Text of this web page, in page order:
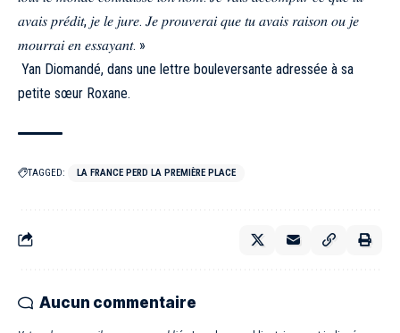
𝑎𝑣𝑎𝑖𝑠 𝑝𝑟𝑒́𝑑𝑖𝑡, 𝑗𝑒 𝑙𝑒 𝑗𝑢𝑟𝑒. 𝐽𝑒 𝑝𝑟𝑜𝑢𝑣𝑒𝑟𝑎𝑖 𝑞𝑢𝑒 𝑡𝑢 𝑎𝑣𝑎𝑖𝑠 𝑟𝑎𝑖𝑠𝑜𝑛 𝑜𝑢 𝑗𝑒
𝑚𝑜𝑢𝑟𝑟𝑎𝑖 𝑒𝑛 𝑒𝑠𝑠𝑎𝑦𝑎𝑛𝑡. »
Yan Diomandé, dans une lettre bouleversante adressée à sa
petite sœur Roxane.
TAGGED: LA FRANCE PERD LA PREMIÈRE PLACE
Aucun commentaire